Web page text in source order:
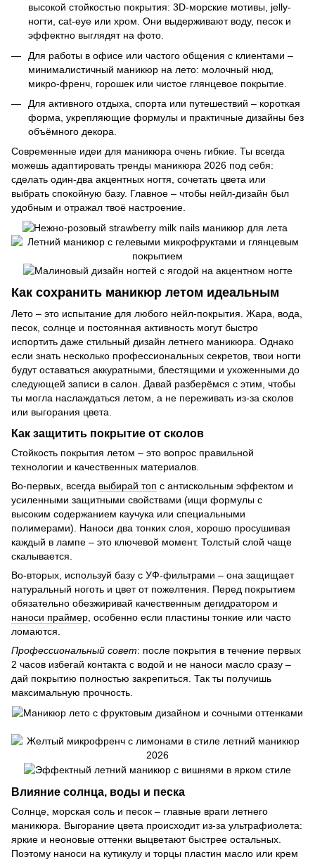
высокой стойкостью покрытия: 3D-морские мотивы, jelly-
ногти, cat-eye или хром. Они выдерживают воду, песок и
эффектно выглядят на фото.
Для работы в офисе или частого общения с клиентами –
минималистичный маникюр на лето: молочный нюд,
микро-френч, горошек или чистое глянцевое покрытие.
Для активного отдыха, спорта или путешествий – короткая
форма, укрепляющие формулы и практичные дизайны без
объёмного декора.
Современные идеи для маникюра очень гибкие. Ты всегда
можешь адаптировать тренды маникюра 2026 под себя:
сделать один-два акцентных ногтя, сочетать цвета или
выбрать спокойную базу. Главное – чтобы нейл-дизайн был
удобным и отражал твоё настроение.
Как сохранить маникюр летом идеальным
Лето – это испытание для любого нейл-покрытия. Жара, вода,
песок, солнце и постоянная активность могут быстро
испортить даже стильный дизайн летнего маникюра. Однако
если знать несколько профессиональных секретов, твои ногти
будут оставаться аккуратными, блестящими и ухоженными до
следующей записи в салон. Давай разберёмся с этим, чтобы
ты могла наслаждаться летом, а не переживать из-за сколов
или выгорания цвета.
Как защитить покрытие от сколов
Стойкость покрытия летом – это вопрос правильной
технологии и качественных материалов.
Во-первых, всегда выбирай топ с антискольным эффектом и
усиленными защитными свойствами (ищи формулы с
высоким содержанием каучука или специальными
полимерами). Наноси два тонких слоя, хорошо просушивая
каждый в лампе – это ключевой момент. Толстый слой чаще
скалывается.
Во-вторых, используй базу с УФ-фильтрами – она защищает
натуральный ноготь и цвет от пожелтения. Перед покрытием
обязательно обезжиривай качественным дегидратором и
наноси праймер, особенно если пластины тонкие или часто
ломаются.
Профессиональный совет: после покрытия в течение первых
2 часов избегай контакта с водой и не наноси масло сразу –
дай покрытию полностью закрепиться. Так ты получишь
максимальную прочность.
Влияние солнца, воды и песка
Солнце, морская соль и песок – главные враги летнего
маникюра. Выгорание цвета происходит из-за ультрафиолета:
яркие и неоновые оттенки выцветают быстрее остальных.
Поэтому наноси на кутикулу и торцы пластин масло или крем